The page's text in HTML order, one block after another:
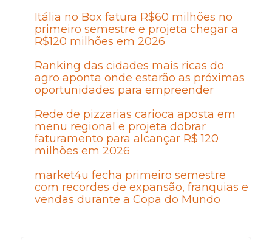
Itália no Box fatura R$60 milhões no
primeiro semestre e projeta chegar a
R$120 milhões em 2026
Ranking das cidades mais ricas do
agro aponta onde estarão as próximas
oportunidades para empreender
Rede de pizzarias carioca aposta em
menu regional e projeta dobrar
faturamento para alcançar R$ 120
milhões em 2026
market4u fecha primeiro semestre
com recordes de expansão, franquias e
vendas durante a Copa do Mundo